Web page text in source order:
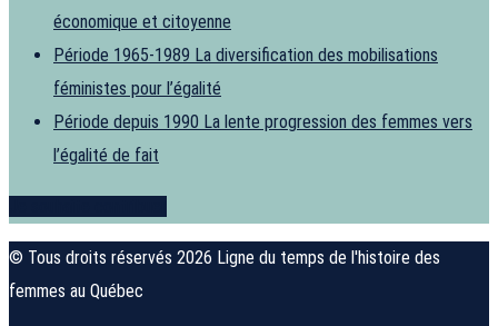
économique et citoyenne
Période 1965-1989 La diversification des mobilisations
féministes pour l’égalité
Période depuis 1990 La lente progression des femmes vers
l’égalité de fait
© Tous droits réservés 2026 Ligne du temps de l'histoire des
femmes au Québec